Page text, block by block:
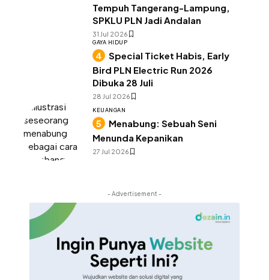
Tempuh Tangerang-Lampung,
SPKLU PLN Jadi Andalan
31 Jul 2026
GAYA HIDUP
Special Ticket Habis, Early
Bird PLN Electric Run 2026
Dibuka 28 Juli
28 Jul 2026
KEUANGAN
Menabung: Sebuah Seni
Menunda Kepanikan
27 Jul 2026
- Advertisement -